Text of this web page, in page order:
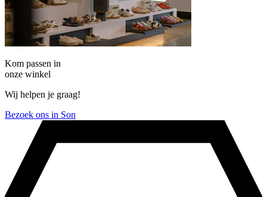
Kom passen in
onze winkel
Wij helpen je graag!
Bezoek ons in Son